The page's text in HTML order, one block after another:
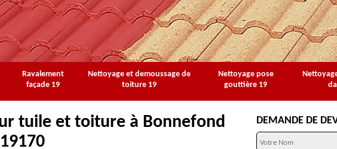
Ravalement
façade 19
Nettoyage et demoussage de
toiture 19
Nettoyage pose
gouttière 19
tuile et toiture à Bonnefond
19170
DEMANDE DE